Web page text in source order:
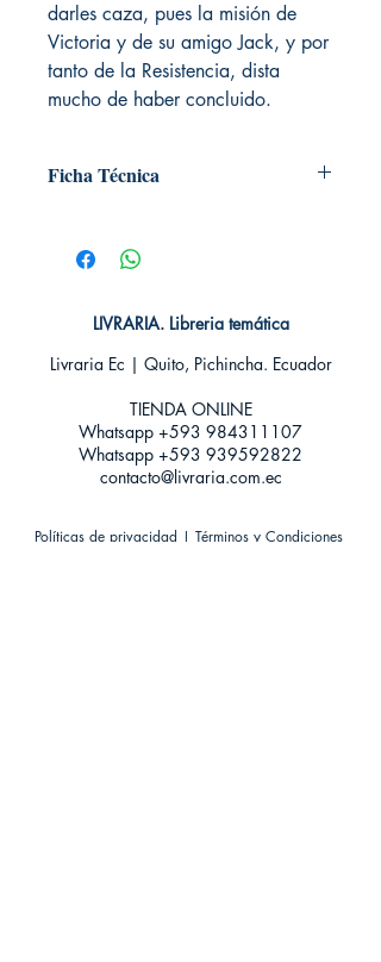
darles caza, pues la misión de
Victoria y de su amigo Jack, y por
tanto de la Resistencia, dista
mucho de haber concluido.
Ficha Técnica
Editorial: SM
Idioma: Castellano
ISBN: 9788467535945
Aventura
LIVRARIA. Libreria temática
Livraria Ec | Quito, Pichincha. Ecuador
TIENDA ONLINE​
Whatsapp +593 984311107
Whatsapp +593 939592822
contacto@livraria.com.ec
Políticas de privacidad | Términos y Condiciones